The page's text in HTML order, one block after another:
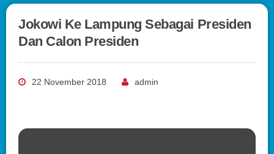
Jokowi Ke Lampung Sebagai Presiden
Dan Calon Presiden
22 November 2018 admin